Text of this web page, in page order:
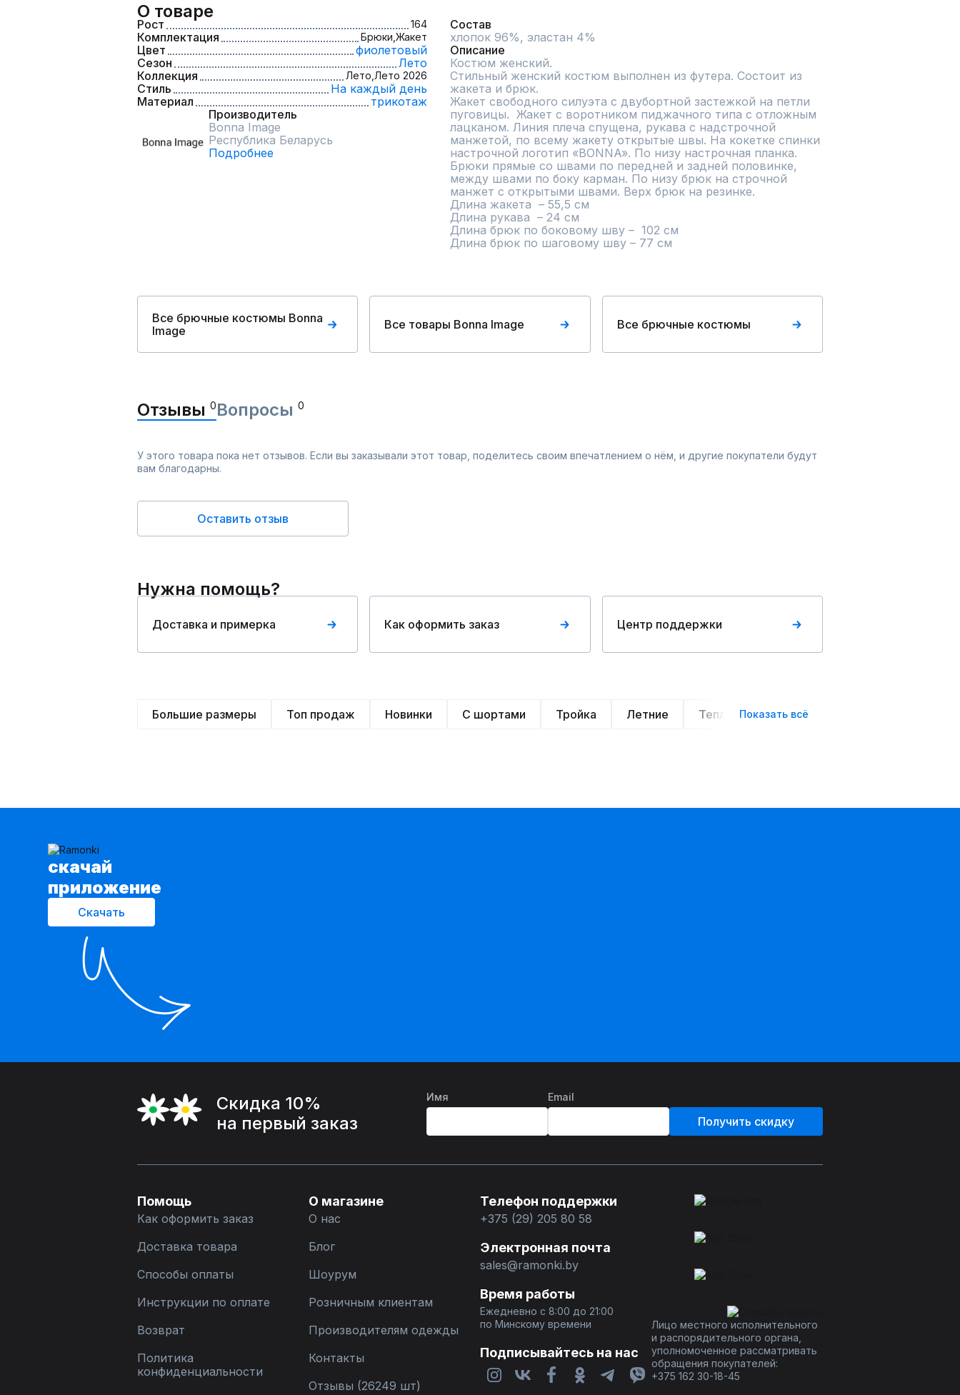
О товаре
Рост 164
Комплектация Брюки, Жакет
Цвет
фиолетовый
Сезон
Лето
Коллекция
Лето, Лето 2026
Стиль
На каждый день
Материал
трикотаж
Производитель
Bonna Image
Республика Беларусь
Подробнее
Состав
хлопок 96%, эластан 4%
Описание
Костюм женский.
Стильный женский костюм выполнен из футера. Состоит из
жакета и брюк.
Жакет свободного силуэта с двубортной застежкой на петли
пуговицы.  Жакет с воротником пиджачного типа с отложным
лацканом. Линия плеча спущена, рукава с надстрочной
манжетой, по всему жакету открытые швы. На кокетке спинки
настрочной логотип «BONNA». По низу настрочная планка.
Брюки прямые со швами по передней и задней половинке,
между швами по боку карман. По низу брюк на строчной
манжет с открытыми швами. Верх брюк на резинке.
Длина жакета  – 55,5 см
Длина рукава  – 24 см
Длина брюк по боковому шву –  102 см
Длина брюк по шаговому шву – 77 см
Все брючные костюмы Bonna
Image
Все товары Bonna Image Все брючные костюмы
Отзывы 0Вопросы 0
У этого товара пока нет отзывов. Если вы заказывали этот товар, поделитесь своим впечатлением о нём, и другие покупатели будут
вам благодарны.
Оставить отзыв
Нужна помощь?
Доставка и примерка Как оформить заказ Центр поддержки
Большие размеры Топ продаж Новинки С шортами Тройка Летние Теплые Легкие
Показать всё
cкачай
приложение
Скачать
Скидка 10%
на первый заказ
Имя Email
Получить скидку
Помощь
Как оформить заказ
Доставка товара
Способы оплаты
Инструкции по оплате
Возврат
Политика
конфиденциальности
О магазине
О нас
Блог
Шоурум
Розничным клиентам
Производителям одежды
Контакты
Отзывы (26249 шт)
Телефон поддержки
+375 (29) 205 80 58
Электронная почта
sales@ramonki.by
Время работы
Ежедневно с 8:00 до 21:00
по Минскому времени
Подписывайтесь на нас
Лицо местного исполнительного
и распорядительного органа,
уполномоченное рассматривать
обращения покупателей:
+375 162 30-18-45